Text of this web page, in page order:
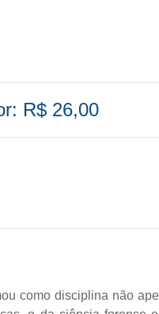
R$ 26,00
como disciplina não